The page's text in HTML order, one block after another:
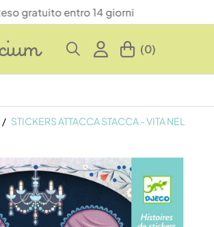
gratuito entro 14 giorni
(0)
STICKERS ATTACCA STACCA - VITA NEL